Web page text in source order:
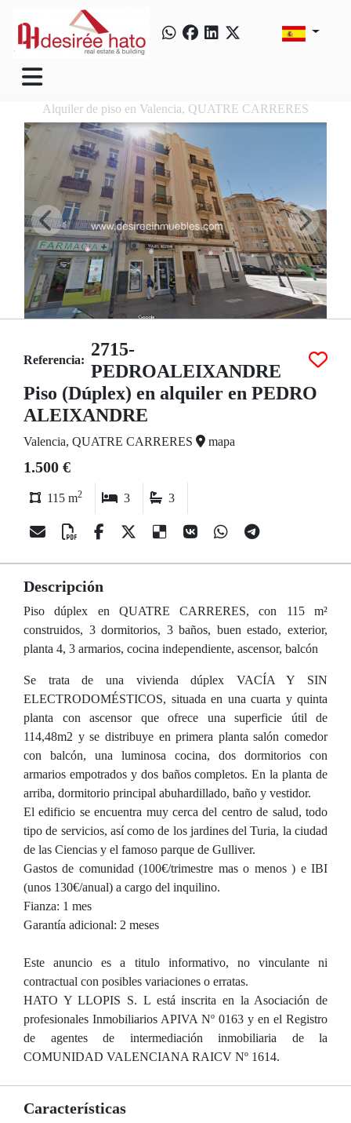
Alquiler de piso en Valencia, QUATRE CARRERES
Referencia:
2715-
PEDROALEIXANDRE
Piso (Dúplex) en alquiler en PEDRO
ALEIXANDRE
Valencia, QUATRE CARRERES mapa
1.500 €
115 m2 3 3
Descripción
Piso dúplex en QUATRE CARRERES, con 115 m²
construidos, 3 dormitorios, 3 baños, buen estado, exterior,
planta 4, 3 armarios, cocina independiente, ascensor, balcón
Se trata de una vivienda dúplex VACÍA Y SIN
ELECTRODOMÉSTICOS, situada en una cuarta y quinta
planta con ascensor que ofrece una superficie útil de
114,48m2 y se distribuye en primera planta salón comedor
con balcón, una luminosa cocina, dos dormitorios con
armarios empotrados y dos baños completos. En la planta de
arriba, dormitorio principal abuhardillado, baño y vestidor.
El edificio se encuentra muy cerca del centro de salud, todo
tipo de servicios, así como de los jardines del Turia, la ciudad
de las Ciencias y el famoso parque de Gulliver.
Gastos de comunidad (100€/trimestre mas o menos ) e IBI
(unos 130€/anual) a cargo del inquilino.
Fianza: 1 mes
Garantía adicional: 2 meses
Este anuncio es a titulo informativo, no vinculante ni
contractual con posibles variaciones o erratas.
HATO Y LLOPIS S. L está inscrita en la Asociación de
profesionales Inmobiliarios APIVA Nº 0163 y en el Registro
de agentes de intermediación inmobiliaria de la
COMUNIDAD VALENCIANA RAICV Nº 1614.
Características